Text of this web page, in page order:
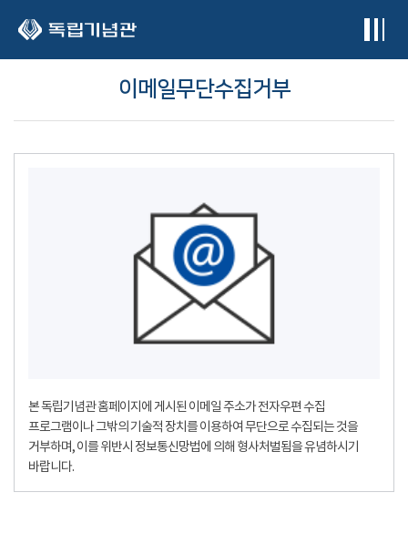
이메일무단수집거부
본 독립기념관 홈페이지에 게시된 이메일 주소가 전자우편 수집
프로그램이나 그밖의 기술적 장치를 이용하여 무단으로 수집되는 것을
거부하며, 이를 위반시 정보통신망법에 의해 형사처벌됨을 유념하시기
바랍니다.